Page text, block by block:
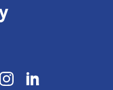
Instagram